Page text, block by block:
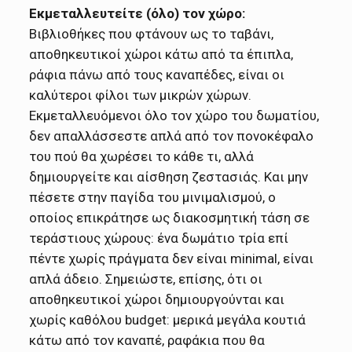
Εκμεταλλευτείτε (όλο) τον χώρο:
Βιβλιοθήκες που φτάνουν ως το ταβάνι,
αποθηκευτικοί χώροι κάτω από τα έπιπλα,
ράφια πάνω από τους καναπέδες, είναι οι
καλύτεροι φίλοι των μικρών χώρων.
Εκμεταλλευόμενοι όλο τον χώρο του δωματίου,
δεν απαλλάσσεστε απλά από τον πονοκέφαλο
του πού θα χωρέσει το κάθε τι, αλλά
δημιουργείτε και αίσθηση ζεστασιάς. Και μην
πέσετε στην παγίδα του μινιμαλισμού, ο
οποίος επικράτησε ως διακοσμητική τάση σε
τεράστιους χώρους: ένα δωμάτιο τρία επί
πέντε χωρίς πράγματα δεν είναι minimal, είναι
απλά άδειο. Σημειώστε, επίσης, ότι οι
αποθηκευτικοί χώροι δημιουργούνται και
χωρίς καθόλου budget: μερικά μεγάλα κουτιά
κάτω από τον καναπέ, ραφάκια που θα